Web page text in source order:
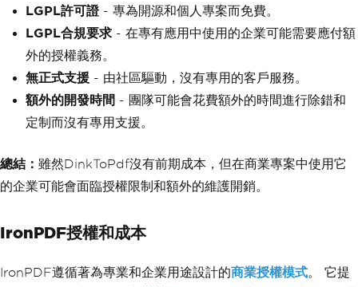
LGPL許可證- 專為開源和個人專案而免費。
LGPL合規要求 - 在專有應用中使用的企業可能需要應付額
外的授權義務。
無正式支援 - 由社區驅動，沒有專用的客戶服務。
額外的開發時間 - 團隊可能會花費額外的時間進行除錯和
定制而沒有專用支援。
總結： 雖然DinkToPdf沒有前期成本，但在商業專案中使用它
的企業可能會面臨授權限制和額外的維護開銷。
IronPDF授權和成本
IronPDF遵循著為專業和企業用途設計的商業授權模式。 它提